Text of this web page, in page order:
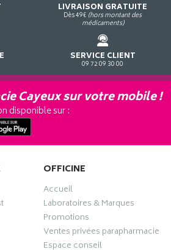
LIVRAISON GRATUITE
Dès 49€ (hors montant des
médicaments)
SERVICE CLIENT
09 72 09 30 00
Cayeux sur votre mobile !
disponible sur :
OFFICINE
Accueil
Laboratoires & Marques
Promotions
Ventes privées parapharmacie
Espace conseil